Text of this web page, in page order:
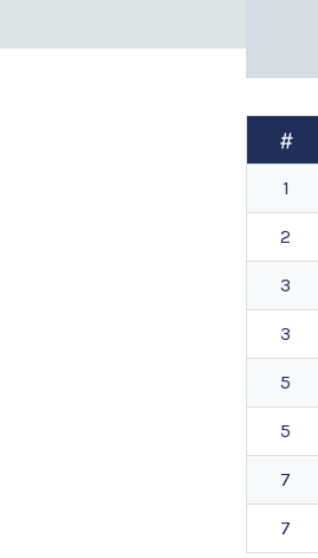
1
2
3
3
5
5
7
7